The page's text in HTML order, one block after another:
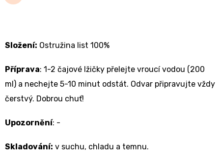
Složení: Ostružina list 100%
Příprava: 1-2 čajové lžičky přelejte vroucí vodou (200
ml) a nechejte 5-10 minut odstát. Odvar připravujte vždy
čerstvý. Dobrou chuť!
Upozornění: -
Skladování: v suchu, chladu a temnu.